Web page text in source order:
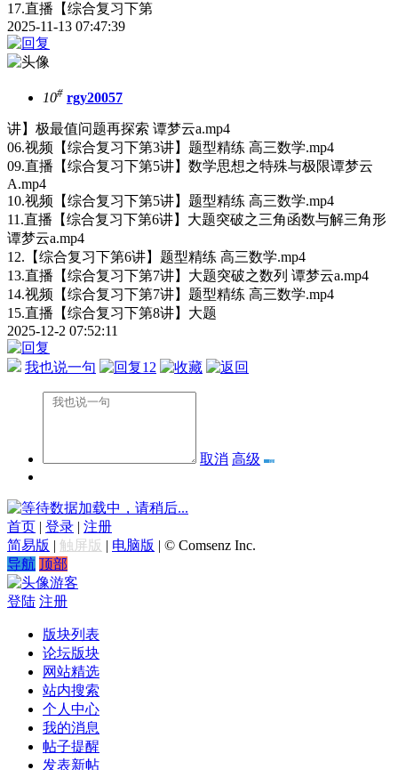
17.直播【综合复习下第
2025-11-13 07:47:39
10# rgy20057
讲】极最值问题再探索 谭梦云a.mp4
06.视频【综合复习下第3讲】题型精练 高三数学.mp4
09.直播【综合复习下第5讲】数学思想之特殊与极限谭梦云
A.mp4
10.视频【综合复习下第5讲】题型精练 高三数学.mp4
11.直播【综合复习下第6讲】大题突破之三角函数与解三角形
谭梦云a.mp4
12.【综合复习下第6讲】题型精练 高三数学.mp4
13.直播【综合复习下第7讲】大题突破之数列 谭梦云a.mp4
14.视频【综合复习下第7讲】题型精练 高三数学.mp4
15.直播【综合复习下第8讲】大题
2025-12-2 07:52:11
我也说一句 12
取消 高级
数据加载中，请稍后...
首页
登录
注册
简易版
触屏版 电脑版
© Comsenz Inc.
导航 顶部
游客
登陆 注册
版块列表
论坛版块
网站精选
站内搜索
个人中心
我的消息
帖子提醒
发表新帖